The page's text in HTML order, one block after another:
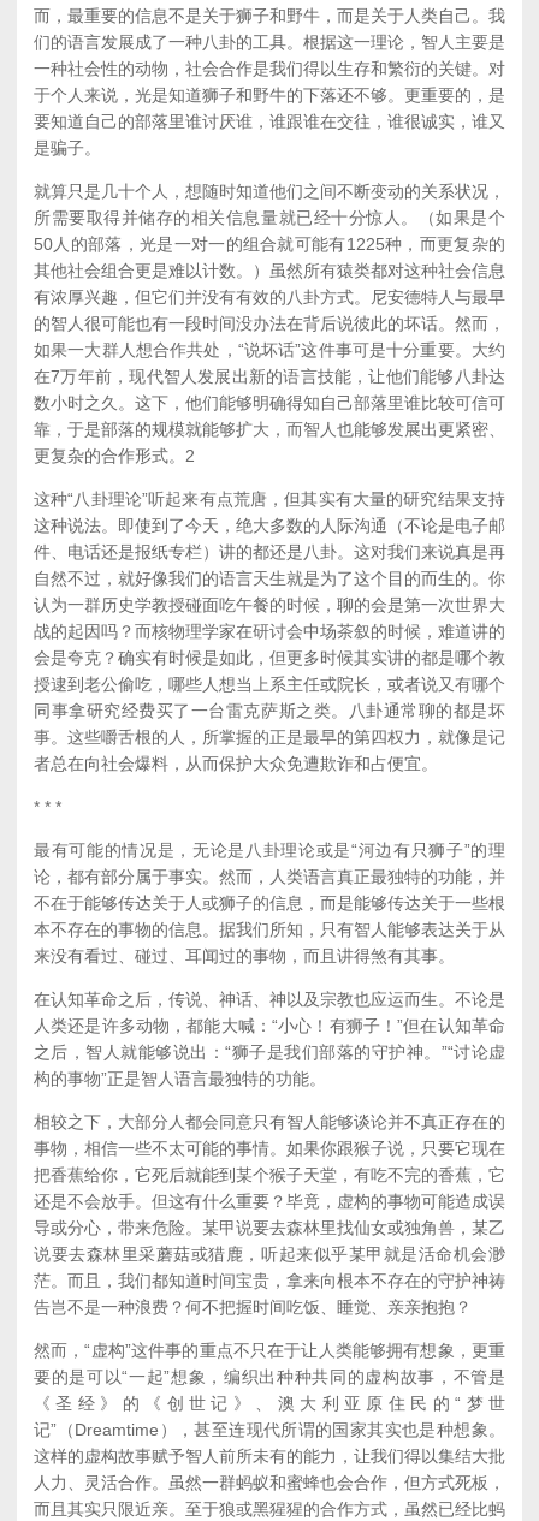
而，最重要的信息不是关于狮子和野牛，而是关于人类自己。我
们的语言发展成了一种八卦的工具。根据这一理论，智人主要是
一种社会性的动物，社会合作是我们得以生存和繁衍的关键。对
于个人来说，光是知道狮子和野牛的下落还不够。更重要的，是
要知道自己的部落里谁讨厌谁，谁跟谁在交往，谁很诚实，谁又
是骗子。
就算只是几十个人，想随时知道他们之间不断变动的关系状况，
所需要取得并储存的相关信息量就已经十分惊人。（如果是个
50人的部落，光是一对一的组合就可能有1225种，而更复杂的
其他社会组合更是难以计数。）虽然所有猿类都对这种社会信息
有浓厚兴趣，但它们并没有有效的八卦方式。尼安德特人与最早
的智人很可能也有一段时间没办法在背后说彼此的坏话。然而，
如果一大群人想合作共处，“说坏话”这件事可是十分重要。大约
在7万年前，现代智人发展出新的语言技能，让他们能够八卦达
数小时之久。这下，他们能够明确得知自己部落里谁比较可信可
靠，于是部落的规模就能够扩大，而智人也能够发展出更紧密、
更复杂的合作形式。 2
这种“八卦理论”听起来有点荒唐，但其实有大量的研究结果支持
这种说法。即使到了今天，绝大多数的人际沟通（不论是电子邮
件、电话还是报纸专栏）讲的都还是八卦。这对我们来说真是再
自然不过，就好像我们的语言天生就是为了这个目的而生的。你
认为一群历史学教授碰面吃午餐的时候，聊的会是第一次世界大
战的起因吗？而核物理学家在研讨会中场茶叙的时候，难道讲的
会是夸克？确实有时候是如此，但更多时候其实讲的都是哪个教
授逮到老公偷吃，哪些人想当上系主任或院长，或者说又有哪个
同事拿研究经费买了一台雷克萨斯之类。八卦通常聊的都是坏
事。这些嚼舌根的人，所掌握的正是最早的第四权力，就像是记
者总在向社会爆料，从而保护大众免遭欺诈和占便宜。
* * *
最有可能的情况是，无论是八卦理论或是“河边有只狮子”的理
论，都有部分属于事实。然而，人类语言真正最独特的功能，并
不在于能够传达关于人或狮子的信息，而是能够传达关于一些根
本不存在的事物的信息。据我们所知，只有智人能够表达关于从
来没有看过、碰过、耳闻过的事物，而且讲得煞有其事。
在认知革命之后，传说、神话、神以及宗教也应运而生。不论是
人类还是许多动物，都能大喊：“小心！有狮子！”但在认知革命
之后，智人就能够说出：“狮子是我们部落的守护神。”“讨论虚
构的事物”正是智人语言最独特的功能。
相较之下，大部分人都会同意只有智人能够谈论并不真正存在的
事物，相信一些不太可能的事情。如果你跟猴子说，只要它现在
把香蕉给你，它死后就能到某个猴子天堂，有吃不完的香蕉，它
还是不会放手。但这有什么重要？毕竟，虚构的事物可能造成误
导或分心，带来危险。某甲说要去森林里找仙女或独角兽，某乙
说要去森林里采蘑菇或猎鹿，听起来似乎某甲就是活命机会渺
茫。而且，我们都知道时间宝贵，拿来向根本不存在的守护神祷
告岂不是一种浪费？何不把握时间吃饭、睡觉、亲亲抱抱？
然而，“虚构”这件事的重点不只在于让人类能够拥有想象，更重
要的是可以“一起”想象，编织出种种共同的虚构故事，不管是
《圣经》的《创世记》、澳大利亚原住民的“梦世
记”（Dreamtime），甚至连现代所谓的国家其实也是种想象。
这样的虚构故事赋予智人前所未有的能力，让我们得以集结大批
人力、灵活合作。虽然一群蚂蚁和蜜蜂也会合作，但方式死板，
而且其实只限近亲。至于狼或黑猩猩的合作方式，虽然已经比蚂